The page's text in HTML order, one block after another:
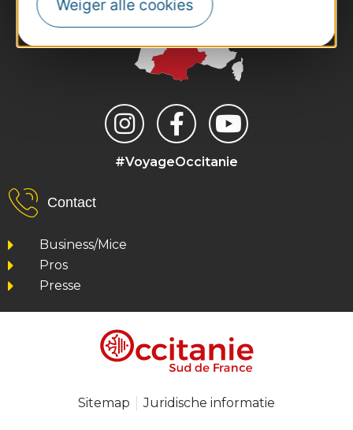
Weiger alle cookies
#VoyageOccitanie
Contact
Business/Mice
Pros
Presse
Sitemap Juridische informatie